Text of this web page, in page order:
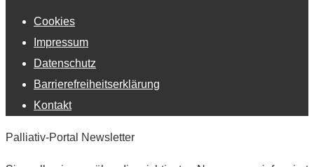
Cookies
Impressum
Datenschutz
Barrierefreiheitserklärung
Kontakt
Palliativ-Portal Newsletter